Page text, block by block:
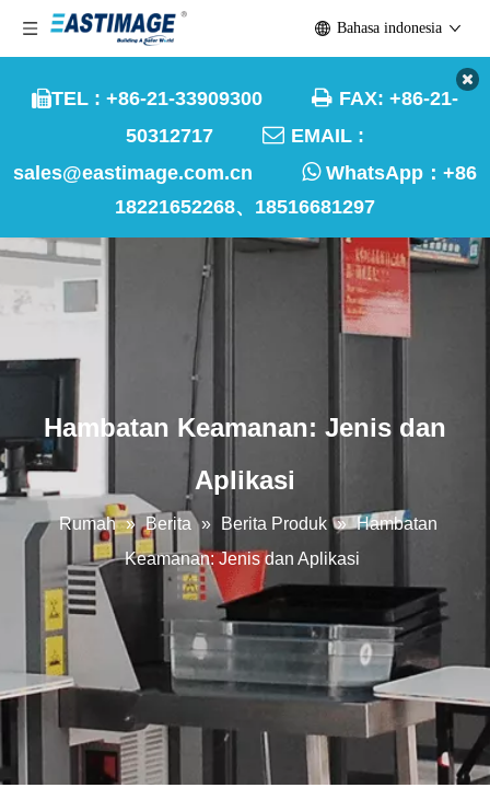
TEL : +86-21-33909300  FAX: +86-21-
50312717  EMAIL :
sales@eastimage.com.cn
WhatsApp： +86
18221652268、18516681297
Bahasa indonesia
Hambatan Keamanan: Jenis dan
Aplikasi
Rumah » Berita » Berita Produk » Hambatan
Keamanan: Jenis dan Aplikasi